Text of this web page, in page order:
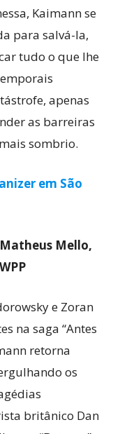
Kaimann se
para salvá-la,
tudo o que lhe
apenas
as barreiras
sombrio.
em São
Mello,
e Zoran
na saga “Antes
retorna
os
britânico Dan